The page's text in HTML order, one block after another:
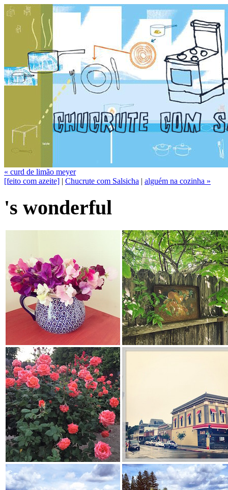
« curd de limão meyer
[feito com azeite] | Chucrute com Salsicha | alguém na cozinha »
's wonderful